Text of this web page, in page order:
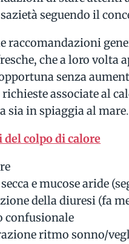
seguendo il
raccomandazioni
che a loro volta
senza
associate al
sia in spiaggia al mare.
del colpo di calore
e mucose aride
della diuresi (fa
confusionale
ritmo sonno/